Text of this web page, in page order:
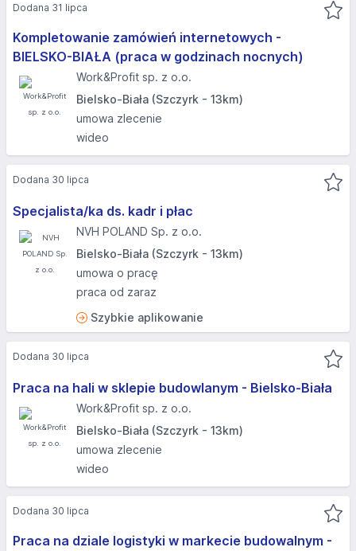
Kompletowanie zamówień internetowych -
BIELSKO-BIAŁA (praca w godzinach nocnych)
Work&Profit sp. z o.o.
Bielsko-Biała (Szczyrk - 13km)
umowa zlecenie
wideo
Dodana 31 lipca
Specjalista/ka ds. kadr i płac
NVH POLAND Sp. z o.o.
Bielsko-Biała (Szczyrk - 13km)
umowa o pracę
praca od zaraz
Szybkie aplikowanie
Dodana 30 lipca
Praca na hali w sklepie budowlanym - Bielsko-Biała
Work&Profit sp. z o.o.
Bielsko-Biała (Szczyrk - 13km)
umowa zlecenie
wideo
Dodana 30 lipca
Praca na dziale logistyki w markecie budowalnym -
Dodana 30 lipca